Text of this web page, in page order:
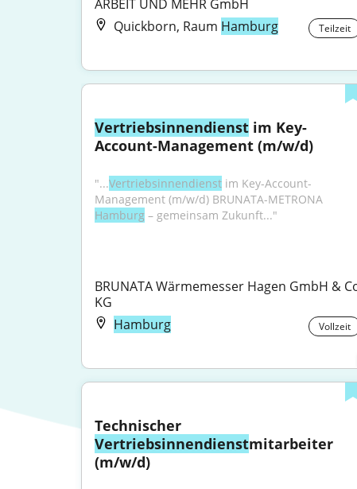
ARBEIT UND MEHR GmbH
Quickborn, Raum Hamburg Teilzeit
Vertriebsinnendienst im Key-
Account-Management (m/w/d)
"...Vertriebsinnendienst im Key-Account-
Hamburg – gemeinsam Zukunft..."
BRUNATA Wärmemesser Hagen GmbH &
KG
Hamburg
Vollzeit
Vertriebsinnendienstmitarbeiter
(m/w/d)